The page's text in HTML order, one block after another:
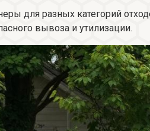
для разных категорий
вывоза и утилизации.